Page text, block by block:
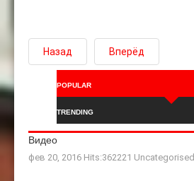
Назад Вперёд
POPULAR
TRENDING
Видео
фев 20, 2016 Hits:362221 Uncategorised